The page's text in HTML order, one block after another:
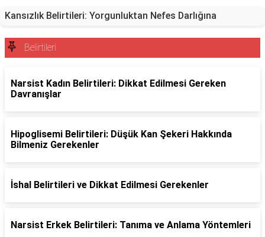
Kansızlık Belirtileri: Yorgunluktan Nefes Darlığına
Belirtileri
Narsist Kadın Belirtileri: Dikkat Edilmesi Gereken
Davranışlar
Hipoglisemi Belirtileri: Düşük Kan Şekeri Hakkında
Bilmeniz Gerekenler
İshal Belirtileri ve Dikkat Edilmesi Gerekenler
Narsist Erkek Belirtileri: Tanıma ve Anlama Yöntemleri